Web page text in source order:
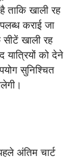
खाली रह
कराई जा
खाली रह
को देने
सुनिश्चित
अंतिम चार्ट